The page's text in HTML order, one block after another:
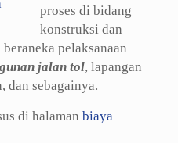
proses di bidang
konstruksi dan
pelaksanaan
jalan tol, lapangan
dan sebagainya.
di halaman biaya